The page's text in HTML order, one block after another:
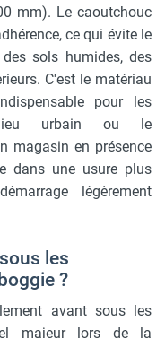
mm). Le caoutchouc
ce qui évite le
sols humides, des
C'est le matériau
pour les
urbain ou le
magasin en présence
dans une usure plus
légèrement
les
?
avant sous les
majeur lors de la